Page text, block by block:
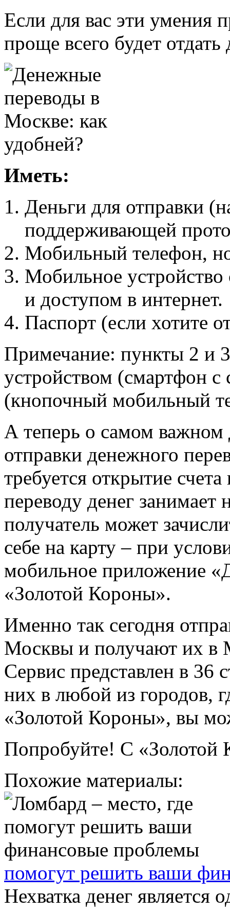
Если для вас эти умения
проще всего будет
Иметь:
Деньги для отправки
поддерживающей
Мобильный телефон,
Мобильное
и доступом в интернет.
Паспорт (если хотите
Примечание: пункты 2 и
устройством (смартфон
(кнопочный мобильный
А теперь о самом важном
отправки денежного
требуется открытие
переводу денег занимает
получатель может
себе на карту – при
мобильное приложение
«Золотой Короны».
Именно так сегодня
Москвы и получают их в
Сервис представлен в 36
них в любой из городов,
«Золотой Короны», вы
Попробуйте! С «Золотой
Похожие материалы:
помогут решить ваши
Нехватка денег является